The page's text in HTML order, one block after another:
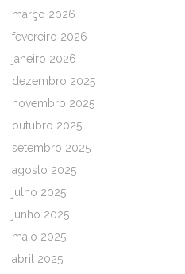
março 2026
fevereiro 2026
janeiro 2026
dezembro 2025
novembro 2025
outubro 2025
setembro 2025
agosto 2025
julho 2025
junho 2025
maio 2025
abril 2025